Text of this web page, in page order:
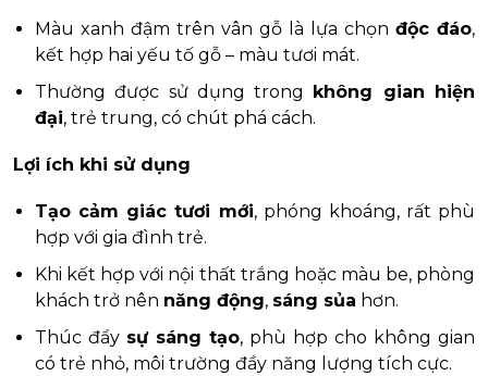
Màu xanh đậm trên vân gỗ là lựa chọn độc đáo,
kết hợp hai yếu tố gỗ – màu tươi mát.
Thường được sử dụng trong
không gian hiện
đại, trẻ trung, có chút phá cách.
Lợi ích khi sử dụng
Tạo cảm giác tươi mới, phóng khoáng, rất phù
hợp với gia đình trẻ.
Khi kết hợp với nội thất trắng hoặc màu be, phòng
khách trở nên năng động, sáng sủa hơn.
Thúc đẩy sự sáng tạo, phù hợp cho không gian
có trẻ nhỏ, môi trường đầy năng lượng tích cực.